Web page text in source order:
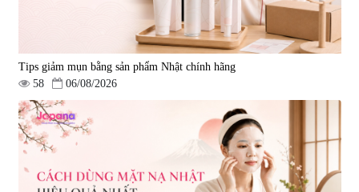
Tips giảm mụn bằng sản phẩm Nhật chính hãng
58
06/08/2026